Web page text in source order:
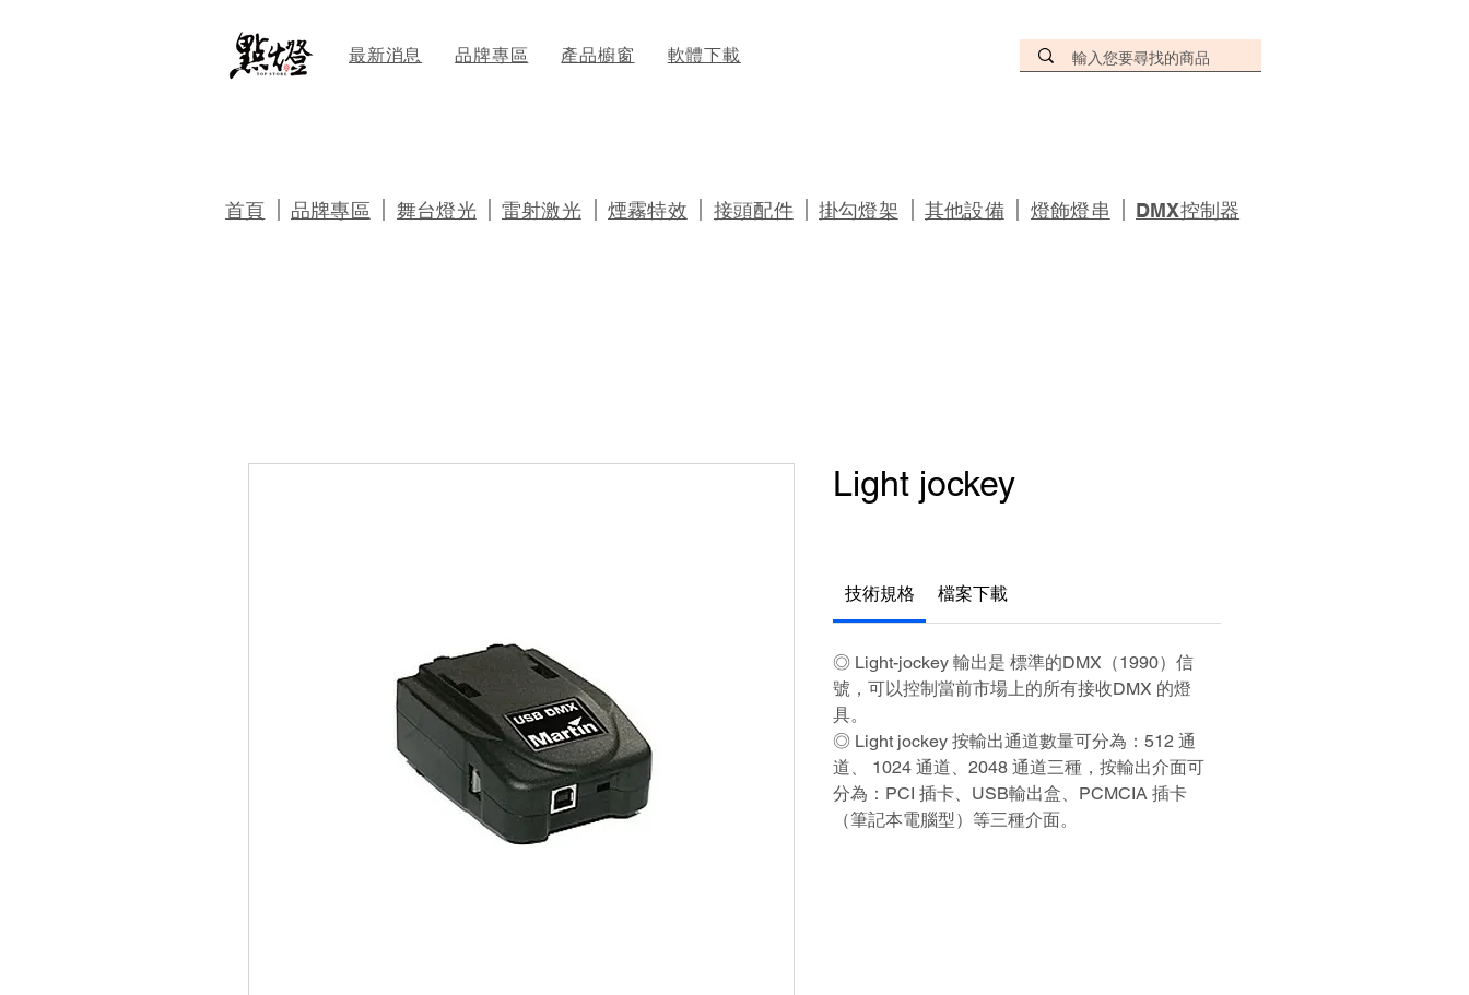
最新消息 品牌專區 產品櫥窗 軟體下載
首頁 ｜ 品牌專區 舞台燈光
｜ ｜ 雷射激光 ｜ 煙霧特效 接頭配件
｜ ｜ 掛勾燈架 ｜ 其他設備 燈飾燈串
｜ ｜ DMX控制器
Light jockey
技術規格 檔案下載
◎ Light-jockey 輸出是 標準的DMX（1990）信
號，可以控制當前市場上的所有接收DMX 的燈
具。
◎ Light jockey 按輸出通道數量可分為：512 通
道、 1024 通道、2048 通道三種，按輸出介面可
分為：PCI 插卡、USB輸出盒、PCMCIA 插卡
（筆記本電腦型）等三種介面。